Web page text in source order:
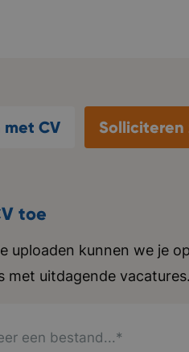
CV Solliciteren
toe
uploaden kunnen we je
met uitdagende vacatures.
een bestand...*